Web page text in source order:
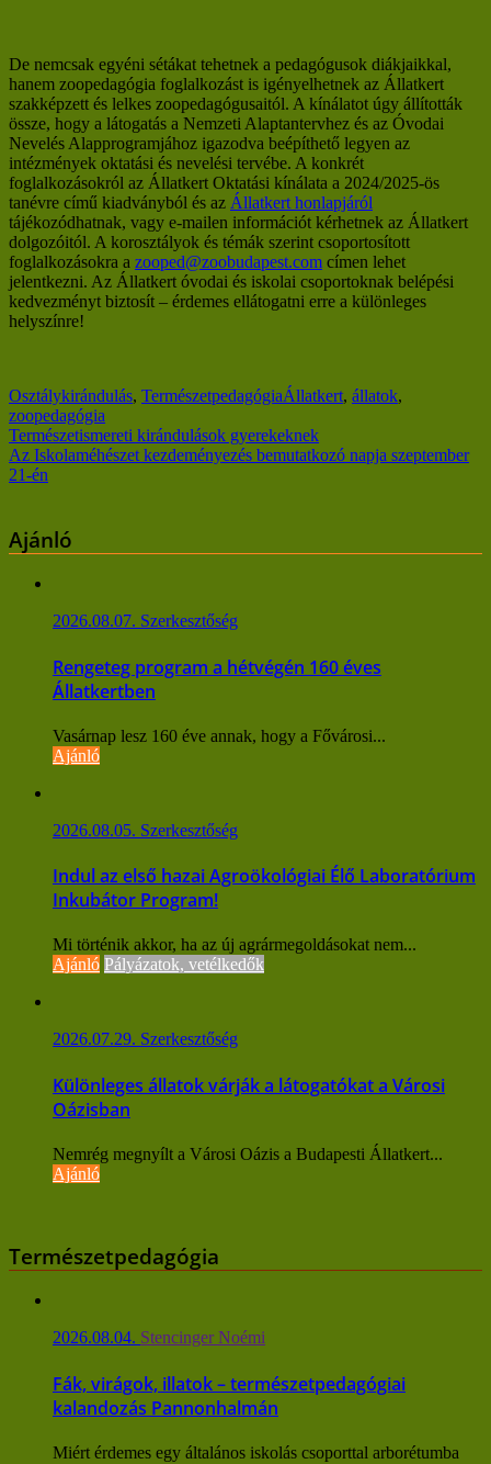
De nemcsak egyéni sétákat tehetnek a pedagógusok diákjaikkal,
hanem zoopedagógia foglalkozást is igényelhetnek az Állatkert
szakképzett és lelkes zoopedagógusaitól. A kínálatot úgy állították
össze, hogy a látogatás a Nemzeti Alaptantervhez és az Óvodai
Nevelés Alapprogramjához igazodva beépíthető legyen az
intézmények oktatási és nevelési tervébe. A konkrét
foglalkozásokról az Állatkert Oktatási kínálata a 2024/2025-ös
tanévre című kiadványból és az Állatkert honlapjáról
tájékozódhatnak, vagy e-mailen információt kérhetnek az Állatkert
dolgozóitól. A korosztályok és témák szerint csoportosított
foglalkozásokra a zooped@zoobudapest.com címen lehet
jelentkezni. Az Állatkert óvodai és iskolai csoportoknak belépési
kedvezményt biztosít – érdemes ellátogatni erre a különleges
helyszínre!
Osztálykirándulás, TermészetpedagógiaÁllatkert, állatok,
zoopedagógia
Bejegyzés
navigáció
Természetismereti kirándulások gyerekeknek
Az Iskolaméhészet kezdeményezés bemutatkozó napja szeptember
21-én
Ajánló
2026.08.07. Szerkesztőség
Rengeteg program a hétvégén 160 éves
Állatkertben
Vasárnap lesz 160 éve annak, hogy a Fővárosi...
Ajánló
2026.08.05. Szerkesztőség
Indul az első hazai Agroökológiai Élő Laboratórium
Inkubátor Program!
Mi történik akkor, ha az új agrármegoldásokat nem...
Ajánló Pályázatok, vetélkedők
2026.07.29. Szerkesztőség
Különleges állatok várják a látogatókat a Városi
Oázisban
Nemrég megnyílt a Városi Oázis a Budapesti Állatkert...
Ajánló
Természetpedagógia
2026.08.04. Stencinger Noémi
Fák, virágok, illatok – természetpedagógiai
kalandozás Pannonhalmán
Miért érdemes egy általános iskolás csoporttal arborétumba